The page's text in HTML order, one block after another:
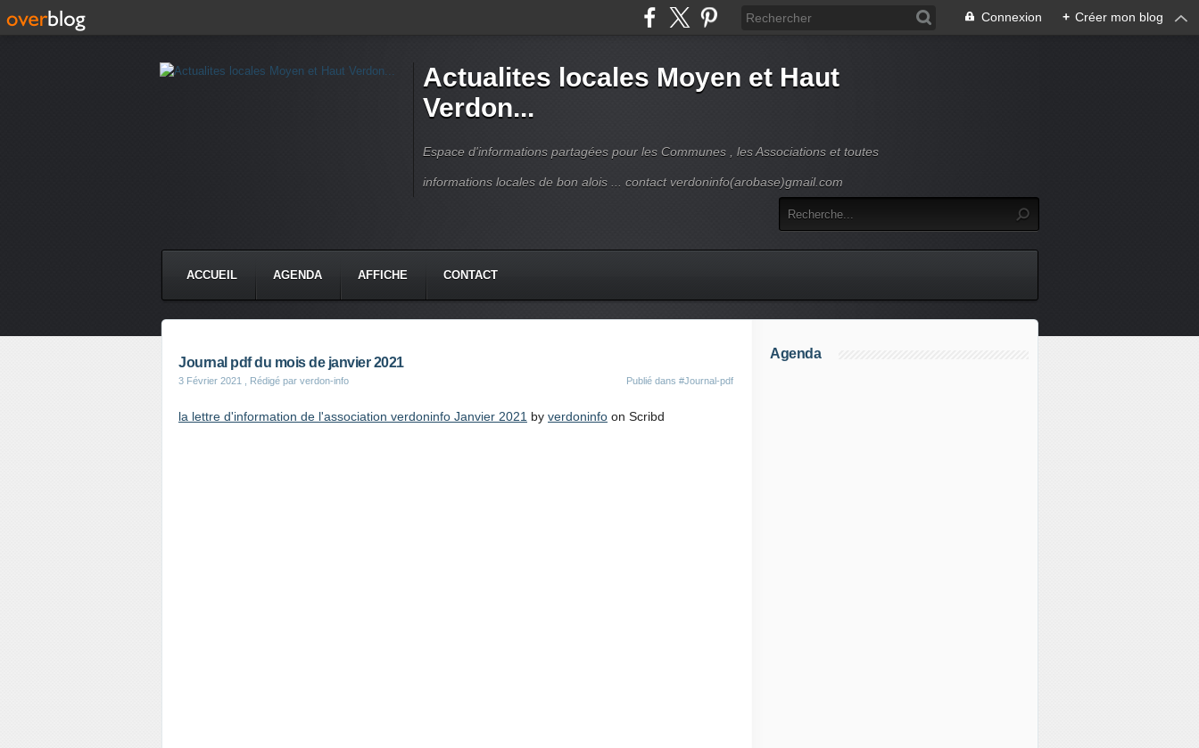
Connexion + Créer mon blog
Actualites locales Moyen et Haut
Verdon...
Espace d'informations partagées pour les Communes , les Associations et toutes
informations locales de bon alois ... contact verdoninfo(arobase)gmail.com
ACCUEIL AGENDA AFFICHE CONTACT
Journal pdf du mois de janvier 2021
3 Février 2021 , Rédigé par verdon-info Publié dans #Journal-pdf
la lettre d'information de l'association verdoninfo Janvier 2021 by verdoninfo on Scribd
Agenda